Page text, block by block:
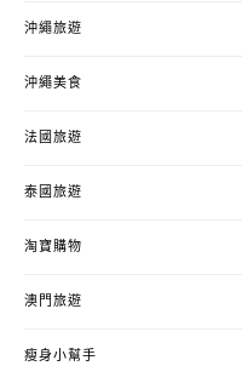
沖繩旅遊
沖繩美食
法國旅遊
泰國旅遊
淘寶購物
澳門旅遊
瘦身小幫手